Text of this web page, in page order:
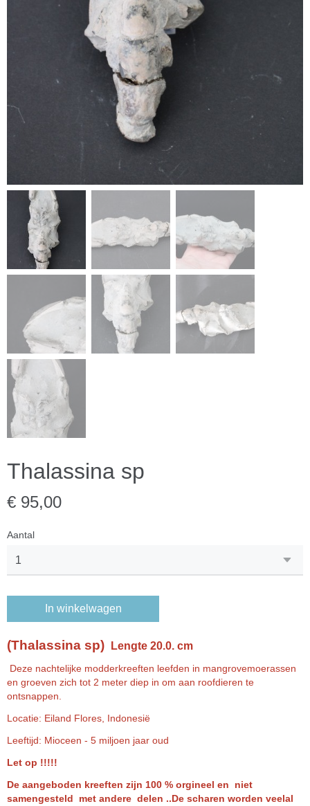
Thalassina sp
€ 95,00
Aantal
In winkelwagen
(Thalassina sp) Lengte 20.0. cm
Deze nachtelijke modderkreeften leefden in mangrovemoerassen
en groeven zich tot 2 meter diep in om aan roofdieren te
ontsnappen.
Locatie: Eiland Flores, Indonesië
Leeftijd: Mioceen - 5 miljoen jaar oud
Let op !!!!!
De aangeboden kreeften zijn 100 % orgineel en niet
samengesteld met andere delen ..De scharen worden veelal